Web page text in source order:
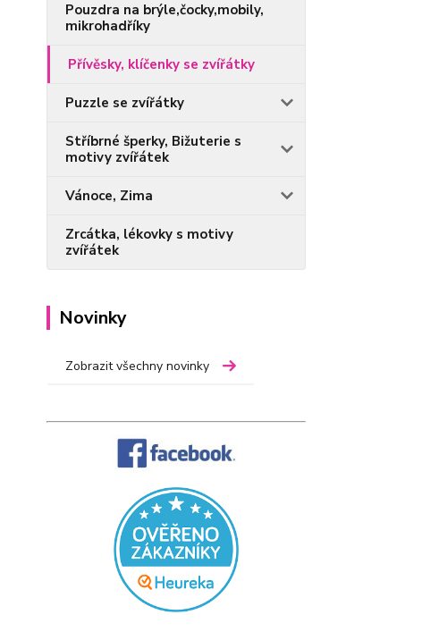
Pouzdra na brýle,čocky,mobily,
mikrohadříky
Přívěsky, klíčenky se zvířátky
Puzzle se zvířátky
Stříbrné šperky, Bižuterie s
motivy zvířátek
Vánoce, Zima
Zrcátka, lékovky s motivy
zvířátek
Novinky
Zobrazit všechny novinky